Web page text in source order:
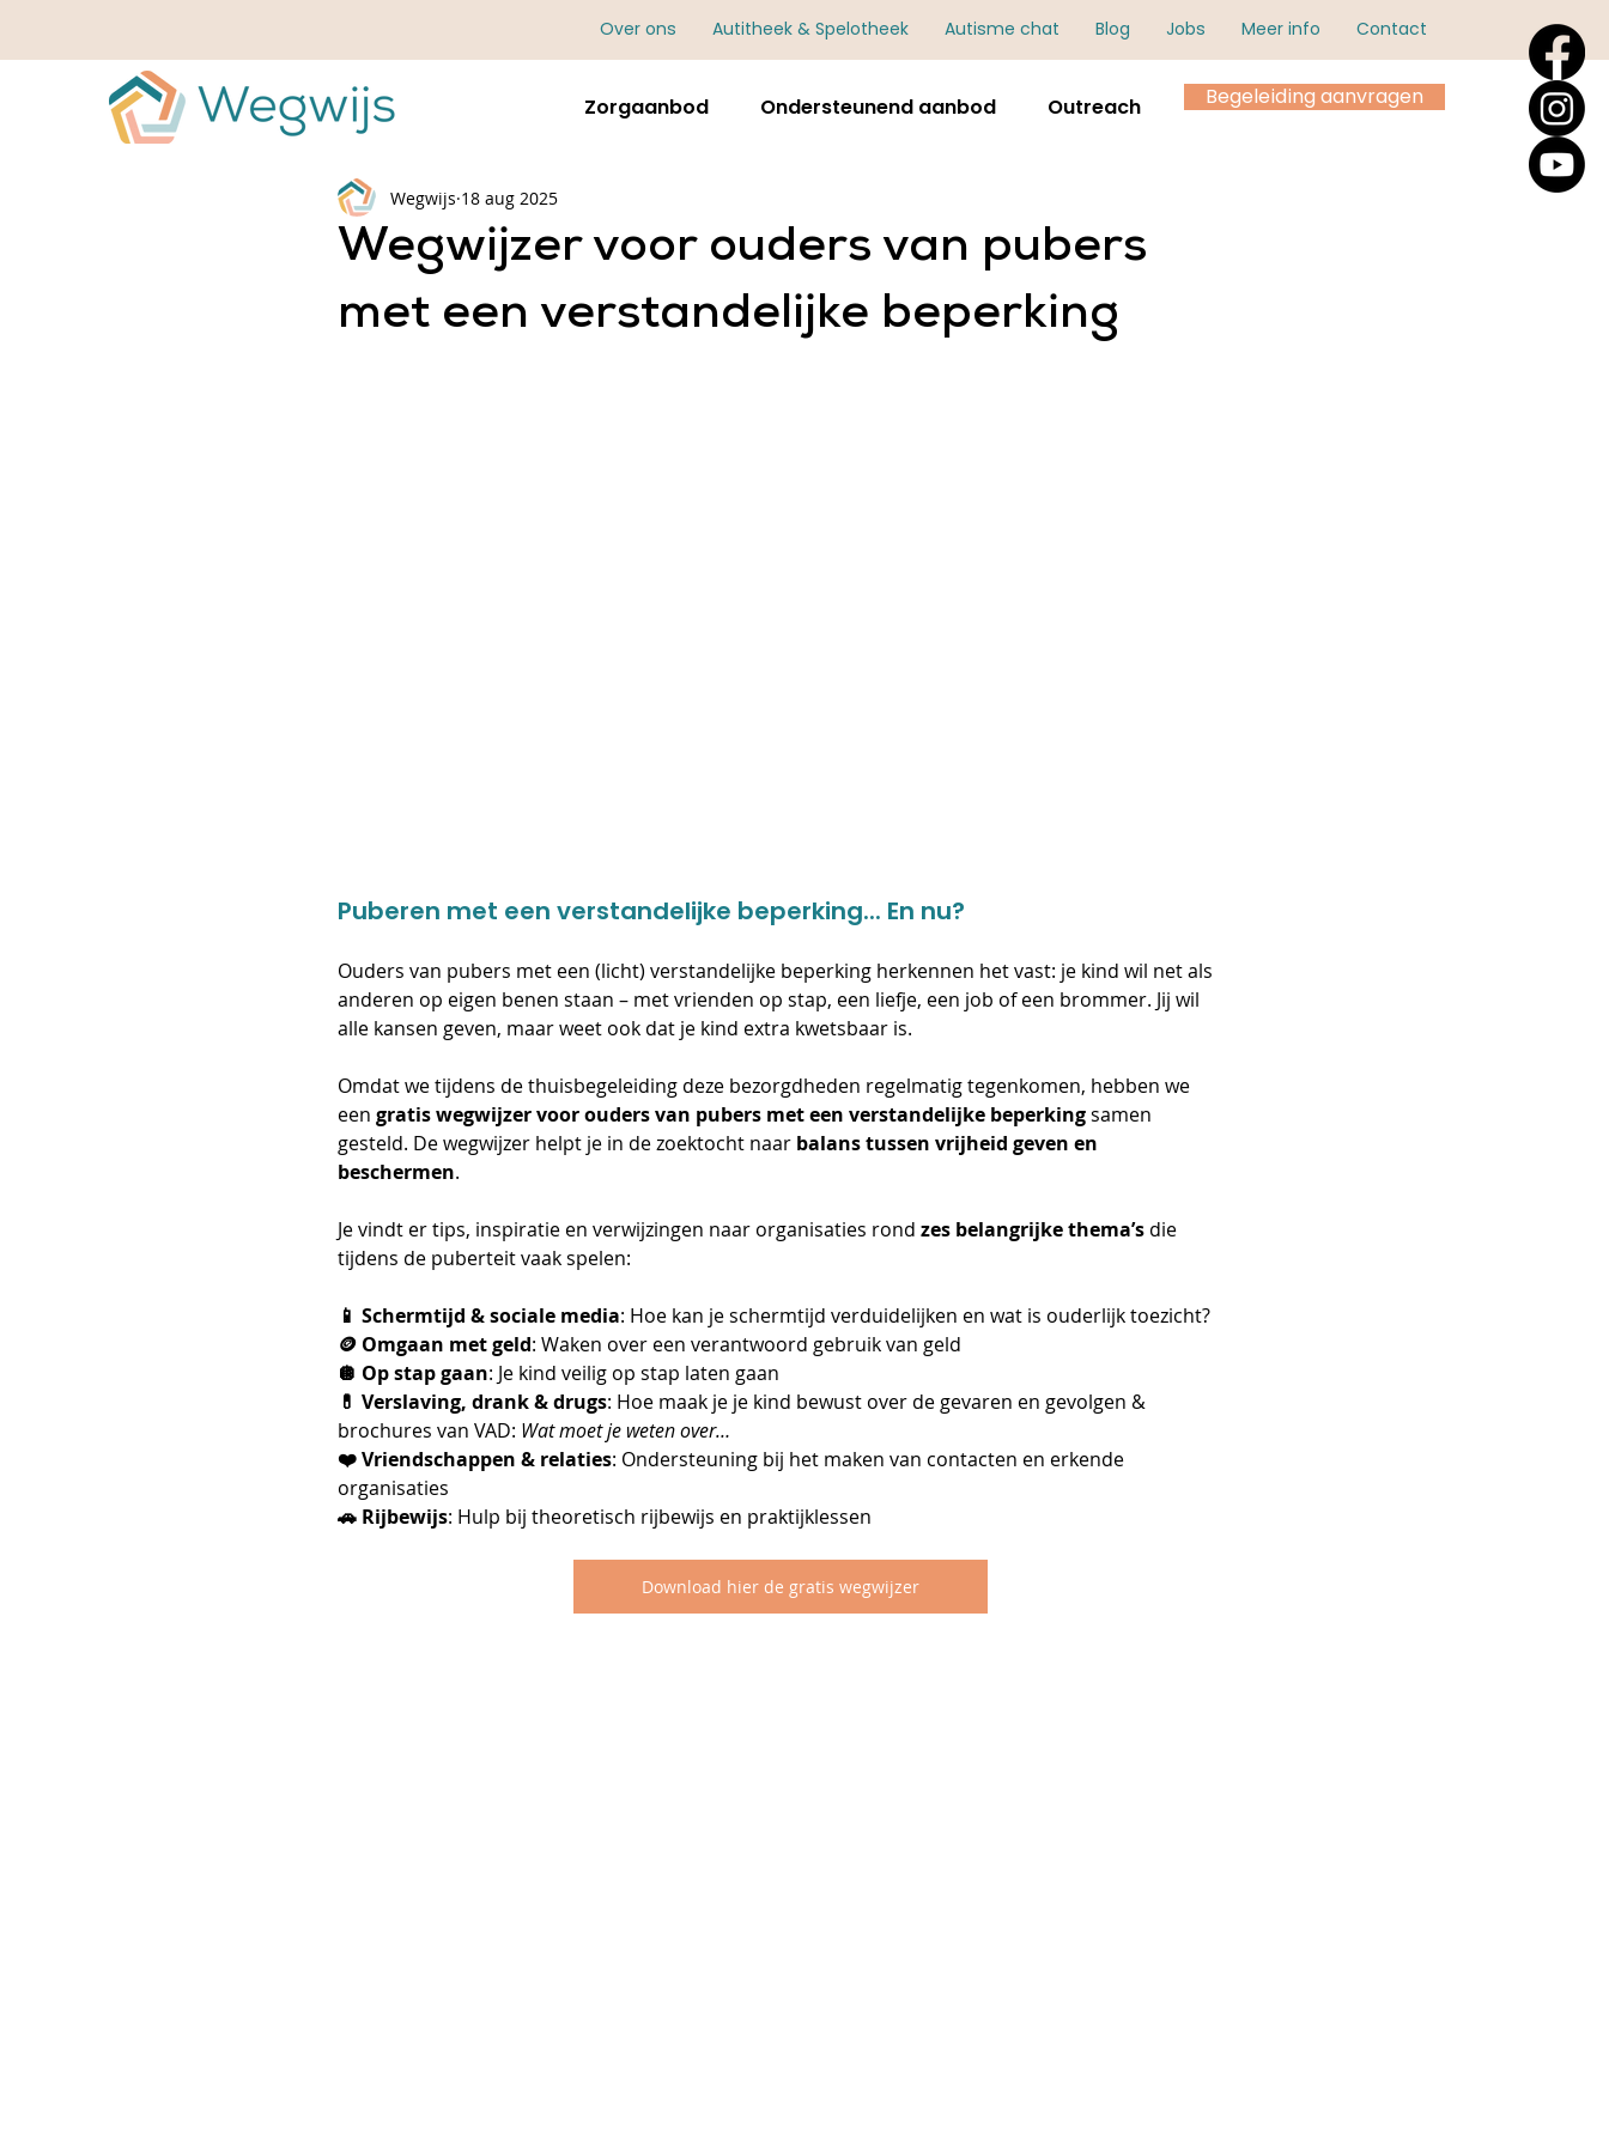
Over ons Autitheek & Spelotheek Autisme chat Blog Jobs Meer info Contact
Zorgaanbod Ondersteunend aanbod Outreach Begeleiding aanvragen
Wegwijzer voor ouders van pubers
met een verstandelijke beperking
Wegwijs 18 aug 2025
Puberen met een verstandelijke beperking... En nu?
Ouders van pubers met een (licht) verstandelijke beperking herkennen het vast: je kind wil net als
anderen op eigen benen staan – met vrienden op stap, een liefje, een job of een brommer. Jij wil
alle kansen geven, maar weet ook dat je kind extra kwetsbaar is.
Omdat we tijdens de thuisbegeleiding deze bezorgdheden regelmatig tegenkomen, hebben we
een gratis wegwijzer voor ouders van pubers met een verstandelijke beperking samen
gesteld. De wegwijzer helpt je in de zoektocht naar balans tussen vrijheid geven en
beschermen.
Je vindt er tips, inspiratie en verwijzingen naar organisaties rond zes belangrijke thema’s die
tijdens de puberteit vaak spelen:
📱 Schermtijd & sociale media: Hoe kan je schermtijd verduidelijken en wat is ouderlijk toezicht?
🪙 Omgaan met geld: Waken over een verantwoord gebruik van geld
🪩 Op stap gaan: Je kind veilig op stap laten gaan
💊 Verslaving, drank & drugs: Hoe maak je je kind bewust over de gevaren en gevolgen &
brochures van VAD: Wat moet je weten over…
❤️ Vriendschappen & relaties: Ondersteuning bij het maken van contacten en erkende
organisaties
🚗 Rijbewijs: Hulp bij theoretisch rijbewijs en praktijklessen
Download hier de gratis wegwijzer